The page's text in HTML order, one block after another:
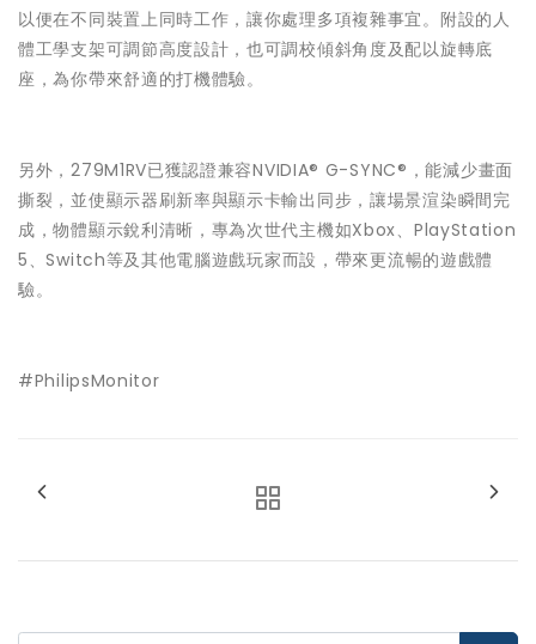
以便在不同裝置上同時工作，讓你處理多項複雜事宜。附設的人
體工學支架可調節高度設計，也可調校傾斜角度及配以旋轉底
座，為你帶來舒適的打機體驗。
另外，279M1RV已獲認證兼容NVIDIA® G-SYNC®，能減少畫面
撕裂，並使顯示器刷新率與顯示卡輸出同步，讓場景渲染瞬間完
成，物體顯示銳利清晰，專為次世代主機如Xbox、PlayStation
5、Switch等及其他電腦遊戲玩家而設，帶來更流暢的遊戲體
驗。
#PhilipsMonitor